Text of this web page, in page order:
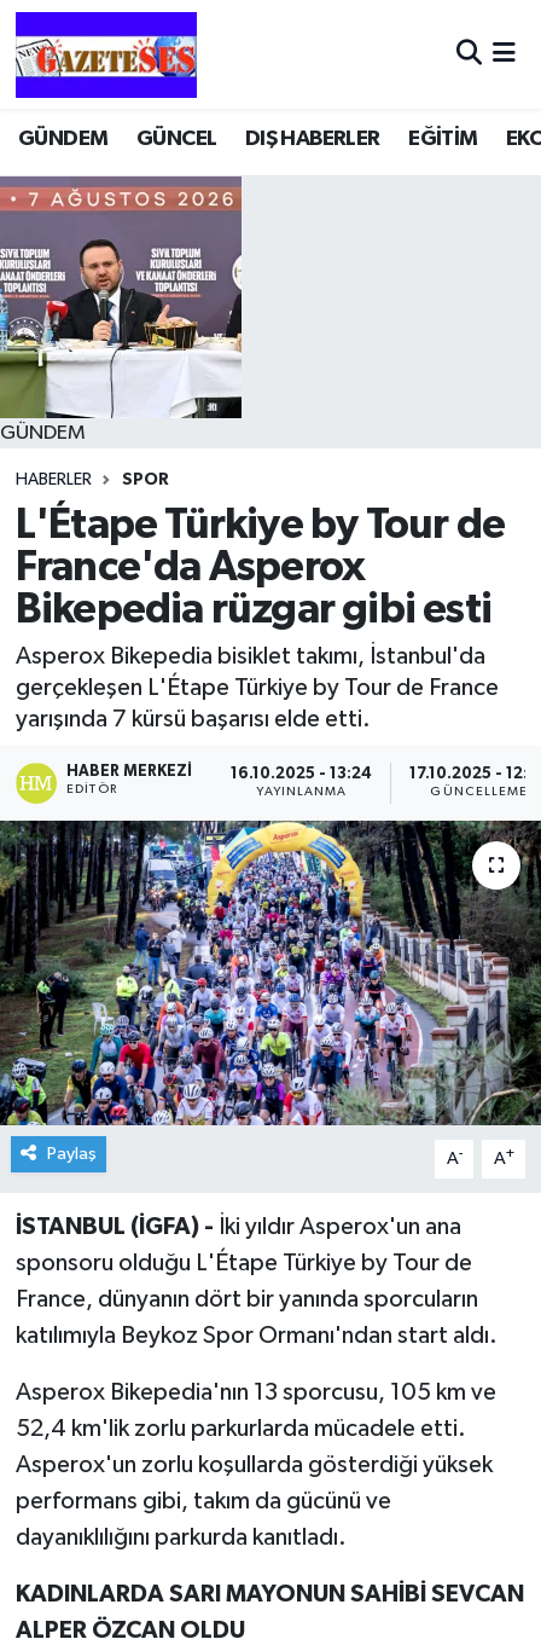
GÜNDEM GÜNCEL DIŞ HABERLER EĞİTİM
GÜNDEM
HABERLER SPOR
L'Étape Türkiye by Tour de
France'da Asperox
Bikepedia rüzgar gibi esti
Asperox Bikepedia bisiklet takımı, İstanbul'da
gerçekleşen L'Étape Türkiye by Tour de France
yarışında 7 kürsü başarısı elde etti.
HABER MERKEZI
EDITÖR
16.10.2025 - 13:24
YAYINLANMA
17.10.2025 -
GÜNCELLEME
Paylaş A- A+
İSTANBUL (İGFA) -
İki yıldır Asperox'un ana
sponsoru olduğu L'Étape Türkiye by Tour de
France, dünyanın dört bir yanında sporcuların
katılımıyla Beykoz Spor Ormanı'ndan start aldı.
Asperox Bikepedia'nın 13 sporcusu, 105 km ve
52,4 km'lik zorlu parkurlarda mücadele etti.
Asperox'un zorlu koşullarda gösterdiği yüksek
performans gibi, takım da gücünü ve
dayanıklılığını parkurda kanıtladı.
KADINLARDA SARI MAYONUN SAHİBİ SEVCAN
ALPER ÖZCAN OLDU